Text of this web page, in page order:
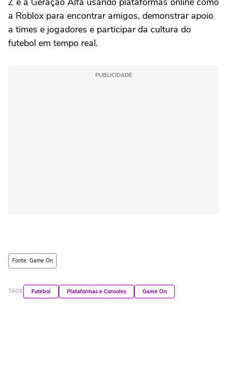
a Roblox para encontrar amigos, demonstrar apoio
a times e jogadores e participar da cultura do
futebol em tempo real.
PUBLICIDADE
Fonte: Game On
TAGS Futebol Plataformas e Consoles Game On